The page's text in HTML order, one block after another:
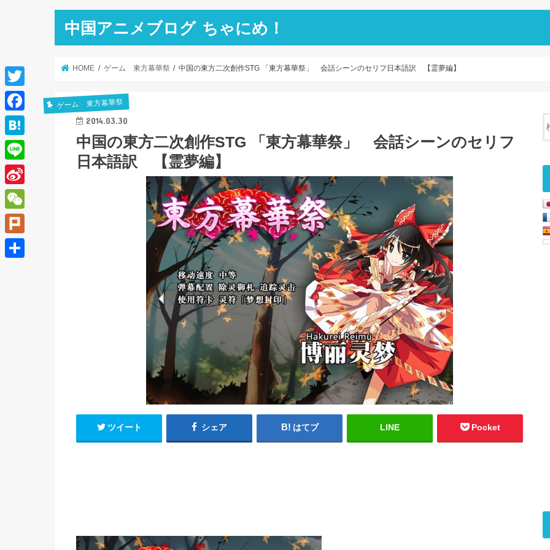
中国アニメブログ ちゃにめ！
HOME ゲーム 東方幕華祭 中国の東方二次創作STG 「東方幕華祭」 会話シーンのセリフ日本語訳 【霊夢編】
ゲーム 東方幕華祭
2014.03.30
中国の東方二次創作STG 「東方幕華祭」 会話シーンのセリフ
日本語訳 【霊夢編】
ツイート シェア はてブ LINE Pocket
T
w
i
t
e
r
F
a
c
e
b
o
o
k
H
a
t
e
a
L
i
n
e
S
i
n
a
W
e
C
P